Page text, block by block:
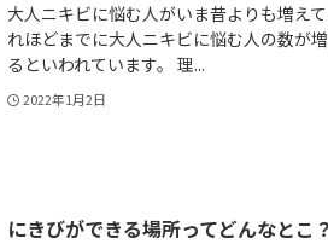
大人ニキビに悩む人がいま昔よりも増え
れほどまでに大人ニキビに悩む人の数が
るといわれています。 理...
2022年1月2日
にきびができる場所ってどんなとこ？